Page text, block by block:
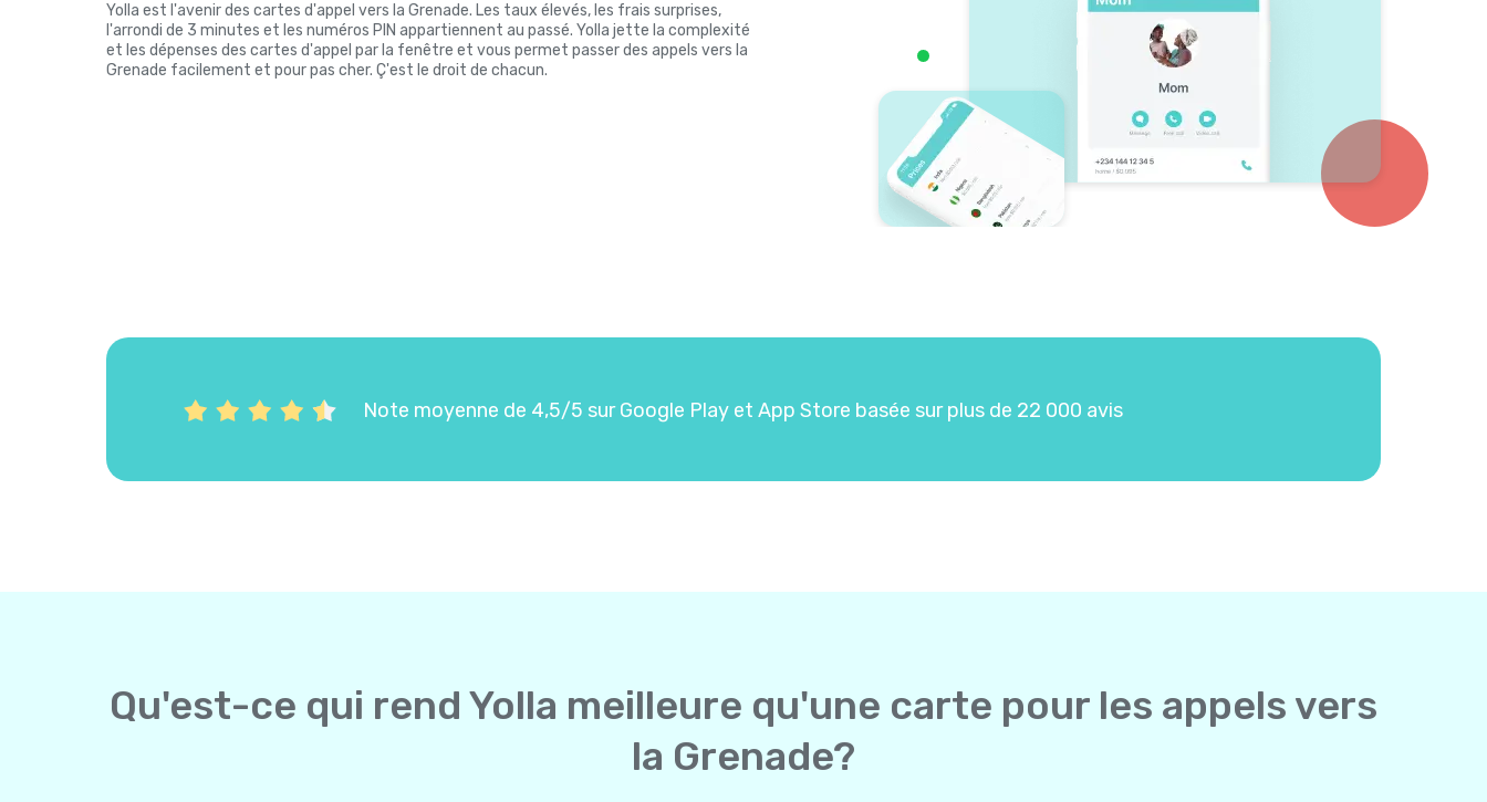
Yolla est l'avenir des cartes d'appel vers la Grenade. Les taux élevés, les frais surprises,
l'arrondi de 3 minutes et les numéros PIN appartiennent au passé. Yolla jette la complexité
et les dépenses des cartes d'appel par la fenêtre et vous permet passer des appels vers la
Grenade facilement et pour pas cher. Ç'est le droit de chacun.
Note moyenne de 4,5/5 sur Google Play et App Store basée sur plus de 22 000 avis
Qu'est-ce qui rend Yolla meilleure qu'une carte pour les appels vers
la Grenade?